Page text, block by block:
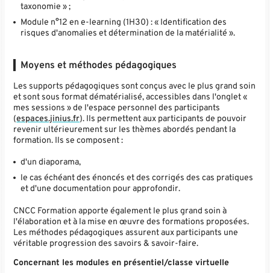
taxonomie » ;
Module n°12 en e-learning (1H30) : « Identification des
risques d'anomalies et détermination de la matérialité ».
Moyens et méthodes pédagogiques
Les supports pédagogiques sont conçus avec le plus grand soin
et sont sous format dématérialisé, accessibles dans l'onglet «
mes sessions » de l'espace personnel des participants
(espaces.jinius.fr). Ils permettent aux participants de pouvoir
revenir ultérieurement sur les thèmes abordés pendant la
formation. Ils se composent :
d'un diaporama,
le cas échéant des énoncés et des corrigés des cas pratiques
et d'une documentation pour approfondir.
CNCC Formation apporte également le plus grand soin à
l'élaboration et à la mise en œuvre des formations proposées.
Les méthodes pédagogiques assurent aux participants une
véritable progression des savoirs & savoir-faire.
Concernant les modules en présentiel/classe virtuelle